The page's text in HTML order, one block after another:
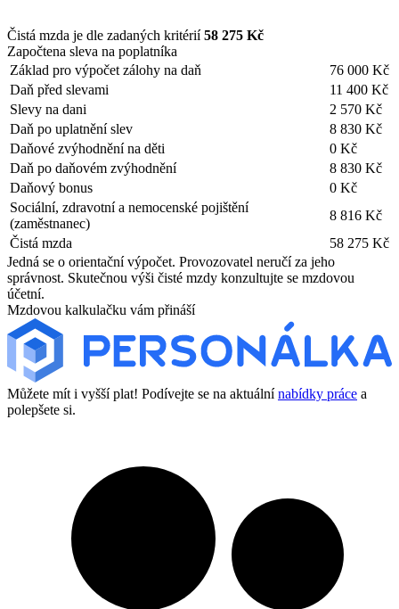
Čistá mzda je dle zadaných kritérií58 275 Kč
Započtena sleva na poplatníka
Základ pro výpočet zálohy na daň
76 000 Kč
Daň před slevami
11 400 Kč
Slevy na dani
2 570 Kč
Daň po uplatnění slev
8 830 Kč
Daňové zvýhodnění na děti
0 Kč
Daň po daňovém zvýhodnění
8 830 Kč
Daňový bonus
0 Kč
Sociální, zdravotní a nemocenské pojištění
(zaměstnanec)
8 816 Kč
Čistá mzda
58 275 Kč
Jedná se o orientační výpočet. Provozovatel neručí za jeho
správnost. Skutečnou výši čisté mzdy konzultujte se mzdovou
účetní.
Mzdovou kalkulačku vám přináší
Můžete mít i vyšší plat! Podívejte se na aktuálnínabídky práce a
polepšete si.